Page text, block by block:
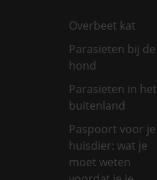
Overbeet kat
Parasieten bij de
hond
Parasieten in het
buitenland
Paspoort voor je
huisdier: wat je
moet weten